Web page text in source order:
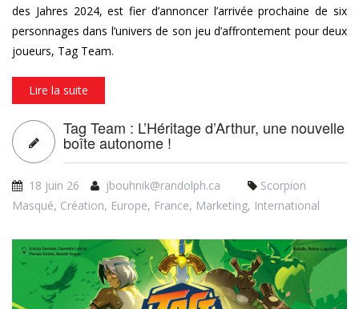
des Jahres 2024, est fier d’annoncer l’arrivée prochaine de six
personnages dans l’univers de son jeu d’affrontement pour deux
joueurs, Tag Team.
Lire la suite
Tag Team : L’Héritage d’Arthur, une nouvelle
boîte autonome !
18 juin 26 jbouhnik@randolph.ca
Scorpion
Masqué, Création, Europe, France, Marketing, International